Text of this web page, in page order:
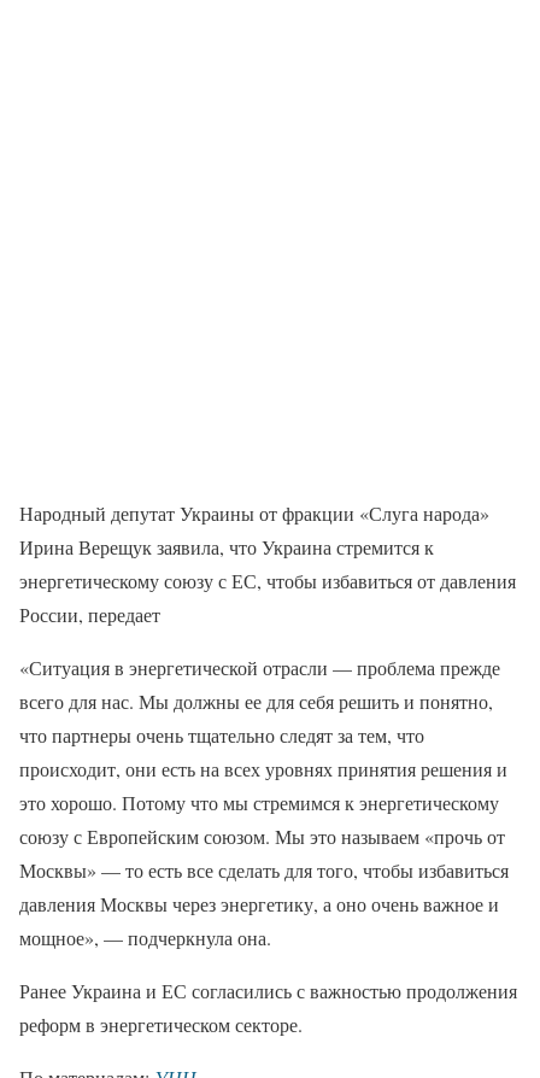
Народный депутат Украины от фракции «Слуга народа»
Ирина Верещук заявила, что Украина стремится к
энергетическому союзу с ЕС, чтобы избавиться от давления
России, передает
«Ситуация в энергетической отрасли — проблема прежде
всего для нас. Мы должны ее для себя решить и понятно,
что партнеры очень тщательно следят за тем, что
происходит, они есть на всех уровнях принятия решения и
это хорошо. Потому что мы стремимся к энергетическому
союзу с Европейским союзом. Мы это называем «прочь от
Москвы» — то есть все сделать для того, чтобы избавиться
давления Москвы через энергетику, а оно очень важное и
мощное», — подчеркнула она.
Ранее Украина и ЕС согласились с важностью продолжения
реформ в энергетическом секторе.